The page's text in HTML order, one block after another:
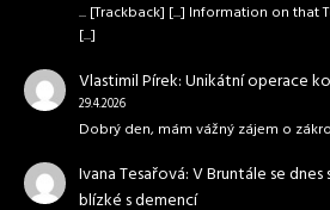
... [Trackback] [...] Information on that
[...]
Vlastimil Pírek:Unikátní operace
29.4.2026
Dobrý den, mám vážný zájem o
Ivana Tesařová:V Bruntále se
blízké s demencí